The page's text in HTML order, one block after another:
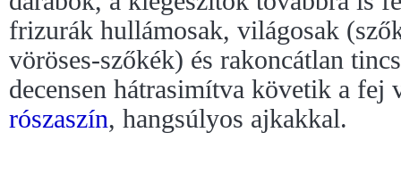
frizurák hullámosak, világosak
vöröses-szőkék) és rakoncátlan
decensen hátrasimítva követik a fej
rószaszín, hangsúlyos ajkakkal.